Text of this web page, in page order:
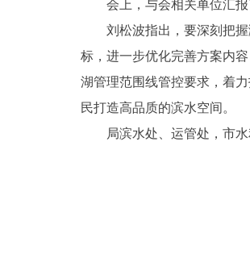
会上，与会相关单位汇
刘松波指出，要深刻把
标，进一步优化完善方案内
湖管理范围线管控要求，着
民打造高品质的滨水空间。
局滨水处、运管处，市